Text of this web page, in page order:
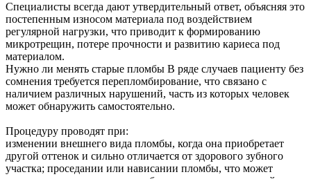
Специалисты всегда дают утвердительный ответ, объясняя это
постепенным износом материала под воздействием
регулярной нагрузки, что приводит к формированию
микротрещин, потере прочности и развитию кариеса под
материалом.
Нужно ли менять старые пломбы В ряде случаев пациенту без
сомнения требуется перепломбирование, что связано с
наличием различных нарушений, часть из которых человек
может обнаружить самостоятельно.
Процедуру проводят при:
изменении внешнего вида пломбы, когда она приобретает
другой оттенок и сильно отличается от здорового зубного
участка; проседании или нависании пломбы, что может